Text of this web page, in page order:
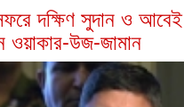
দক্ষিণ সুদান ও
ওয়াকার-উজ-জামান